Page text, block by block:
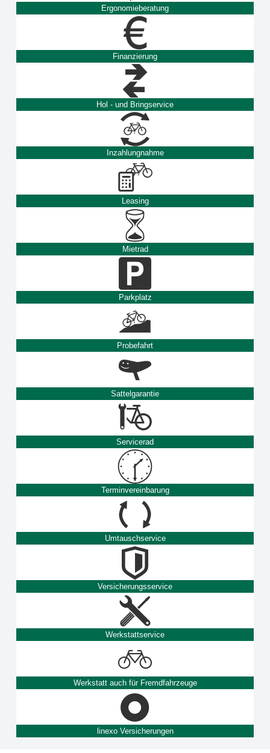
Ergonomieberatung
Finanzierung
Hol - und Bringservice
Inzahlungnahme
Leasing
Mietrad
Parkplatz
Probefahrt
Sattelgarantie
Servicerad
Terminvereinbarung
Umtauschservice
Versicherungsservice
Werkstattservice
Werkstatt auch für Fremdfahrzeuge
linexo Versicherungen